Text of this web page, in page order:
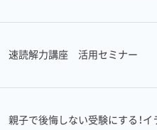
速読解力講座 活用セミナー
親子で後悔しない受験にする！